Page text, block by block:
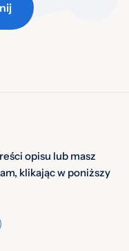
opisu lub masz
klikając w poniższy